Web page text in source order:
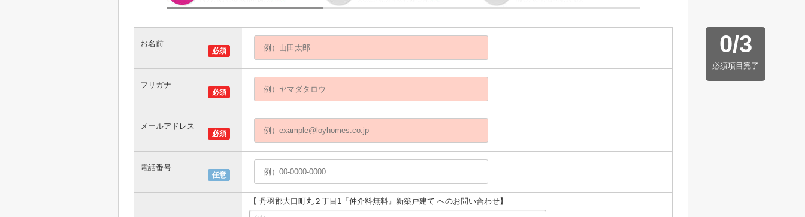
0/3
必須項目完了
必須
お名前
必須
フリガナ
必須
メールアドレス
任意
電話番号
【 丹羽郡大口町丸２丁目1『仲介料無料』新築戸建て へのお問い合わせ】